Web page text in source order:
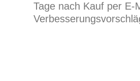
Tage nach Kauf per E-